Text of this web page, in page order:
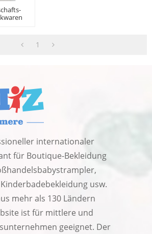
1
internationaler
für Boutique-Bekleidung
usw.
mehr als 130 Ländern
ist für mittlere und
geeignet. Der